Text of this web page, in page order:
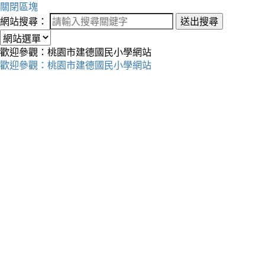
關閉區塊
網站搜尋：
送出搜尋
歡迎參觀：桃園市建德國民小學網站
歡迎參觀：桃園市建德國民小學網站